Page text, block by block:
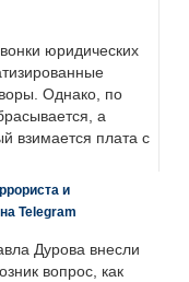
юридических
Однако, по
а
взимается плата с
и
Telegram
Дурова внесли
вопрос, как